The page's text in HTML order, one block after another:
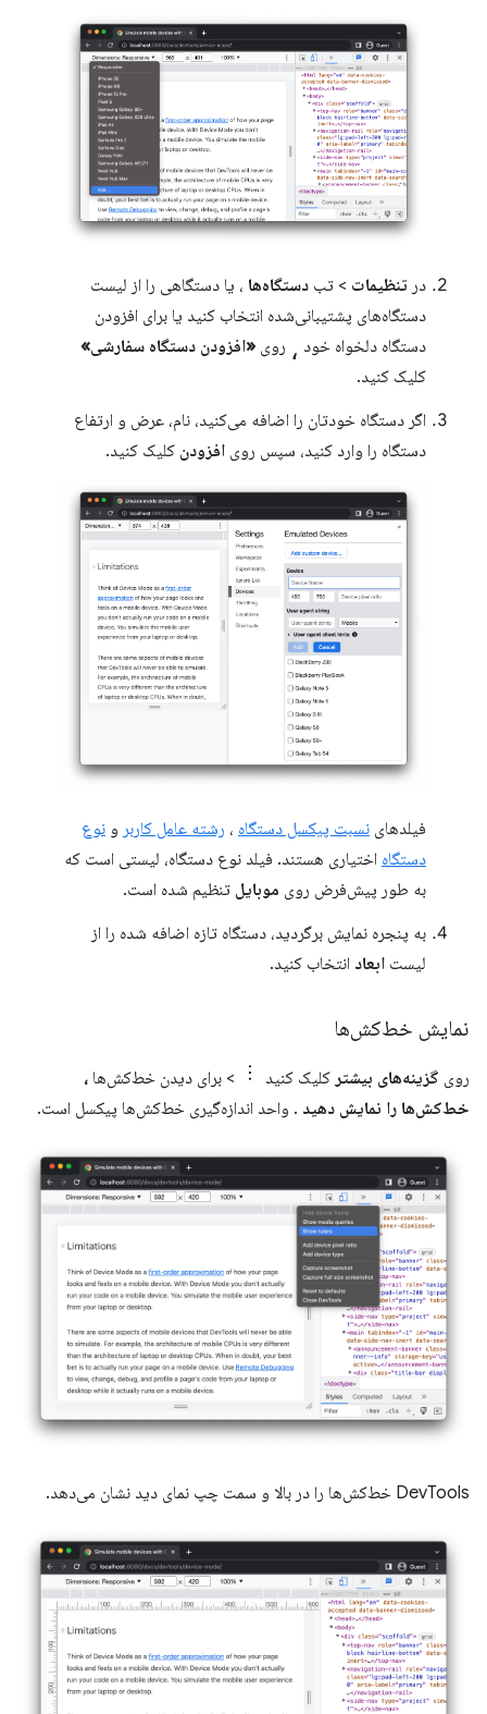
در تنظیمات > تب دستگاه‌ها ، یا دستگاهی را از لیست
دستگاه‌های پشتیبانی‌شده انتخاب کنید یا برای افزودن
دستگاه دلخواه خود ، روی «افزودن دستگاه سفارشی»
کلیک کنید.
اگر دستگاه خودتان را اضافه می‌کنید، نام، عرض و ارتفاع
دستگاه را وارد کنید، سپس روی افزودن کلیک کنید.
فیلدهای نسبت پیکسل دستگاه ، رشته عامل کاربر و نوع
دستگاه اختیاری هستند. فیلد نوع دستگاه، لیستی است که
به طور پیش‌فرض روی موبایل تنظیم شده است.
به پنجره نمایش برگردید، دستگاه تازه اضافه شده را از
لیست ابعاد انتخاب کنید.
نمایش خط‌کش‌ها
روی گزینه‌های بیشتر کلیک کنید > برای دیدن خط‌کش‌ها ،
خط‌کش‌ها را نمایش دهید . واحد اندازه‌گیری خط‌کش‌ها پیکسل است.
DevTools خط‌کش‌ها را در بالا و سمت چپ نمای دید نشان می‌دهد.